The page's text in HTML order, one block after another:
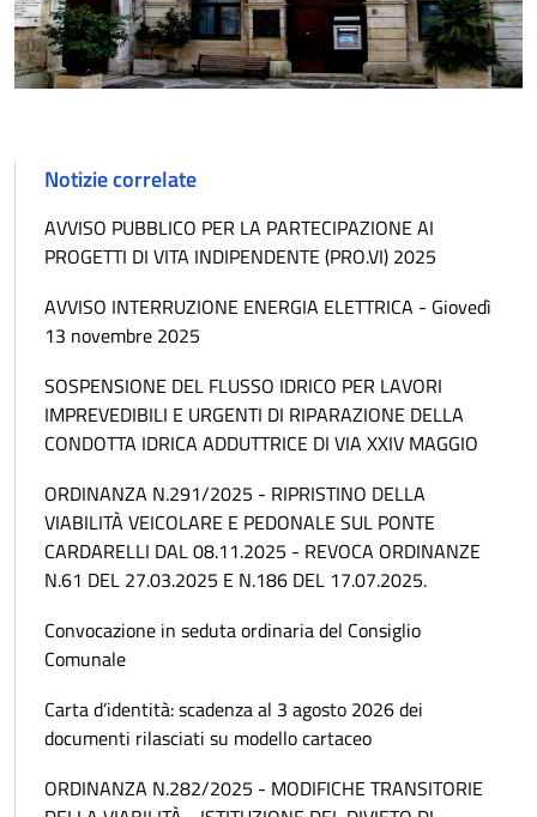
Notizie correlate
AVVISO PUBBLICO PER LA PARTECIPAZIONE AI
PROGETTI DI VITA INDIPENDENTE (PRO.VI) 2025
AVVISO INTERRUZIONE ENERGIA ELETTRICA - Giovedì
13 novembre 2025
SOSPENSIONE DEL FLUSSO IDRICO PER LAVORI
IMPREVEDIBILI E URGENTI DI RIPARAZIONE DELLA
CONDOTTA IDRICA ADDUTTRICE DI VIA XXIV MAGGIO
ORDINANZA N.291/2025 - RIPRISTINO DELLA
VIABILITÀ VEICOLARE E PEDONALE SUL PONTE
CARDARELLI DAL 08.11.2025 - REVOCA ORDINANZE
N.61 DEL 27.03.2025 E N.186 DEL 17.07.2025.
Convocazione in seduta ordinaria del Consiglio
Comunale
Carta d’identità: scadenza al 3 agosto 2026 dei
documenti rilasciati su modello cartaceo
ORDINANZA N.282/2025 - MODIFICHE TRANSITORIE